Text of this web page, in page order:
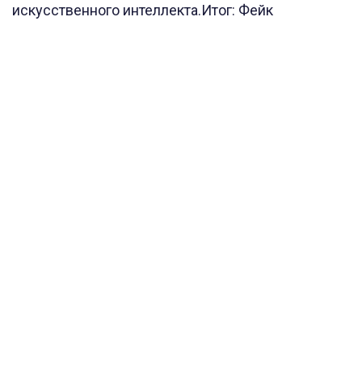
искусственного интеллекта.Итог: Фейк